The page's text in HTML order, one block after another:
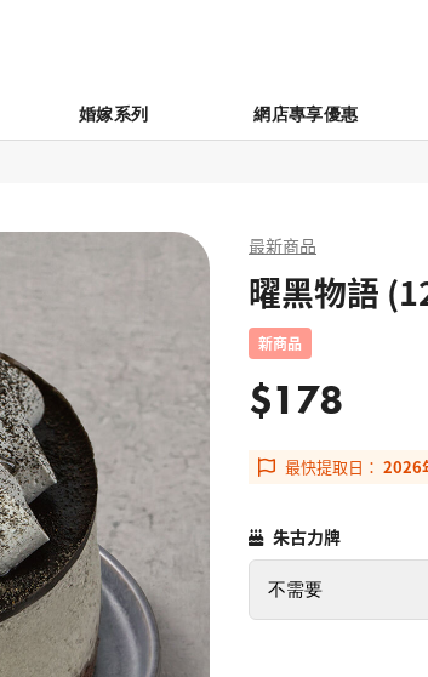
婚嫁系列 網店專享優惠
最新商品
曜黑物語
新商品
$178
最快提取日： 2026
朱古力牌